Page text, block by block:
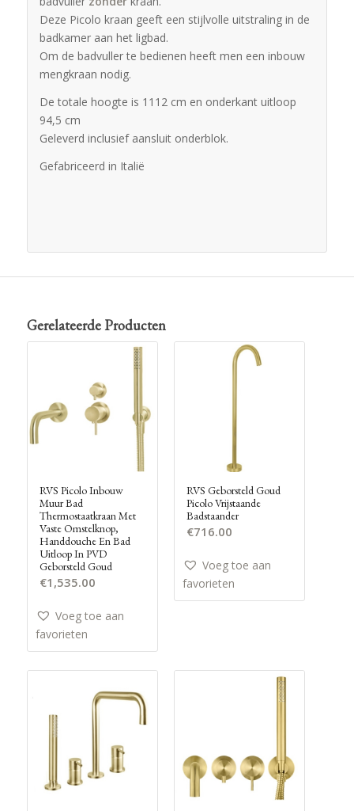
Deze Picolo kraan geeft een stijlvolle uitstraling in de
badkamer aan het ligbad.
Om de badvuller te bedienen heeft men een inbouw
mengkraan nodig.
De totale hoogte is 1112 cm en onderkant uitloop
94,5 cm
Geleverd inclusief aansluit onderblok.
Gefabriceerd in Italië
Gerelateerde Producten
RVS Picolo Inbouw
Muur Bad
Thermostaatkraan Met
Vaste Omstelknop,
Handdouche En Bad
Uitloop In PVD
Geborsteld Goud
€1,535.00
Voeg toe aan
favorieten
RVS Geborsteld Goud
Picolo Vrijstaande
Badstaander
€716.00
Voeg toe aan
favorieten